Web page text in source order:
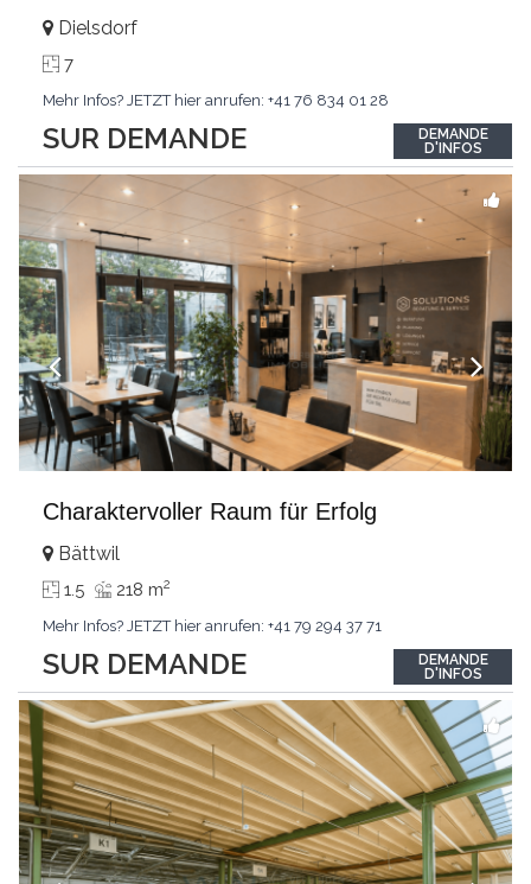
SUR DEMANDE
Dielsdorf
7
Mehr Infos? JETZT hier anrufen: +41 76 834 01 28
DEMANDE
D'INFOS
Charaktervoller Raum für Erfolg
SUR DEMANDE
Bättwil
1.5 218 m2
Mehr Infos? JETZT hier anrufen: +41 79 294 37 71
DEMANDE
D'INFOS